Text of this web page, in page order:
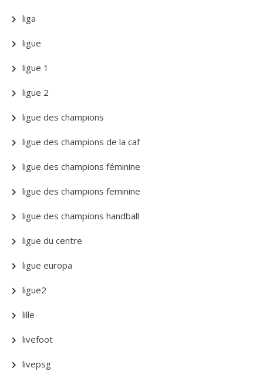
liga
ligue
ligue 1
ligue 2
ligue des champions
ligue des champions de la caf
ligue des champions féminine
ligue des champions feminine
ligue des champions handball
ligue du centre
ligue europa
ligue2
lille
livefoot
livepsg